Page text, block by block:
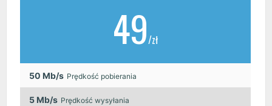
49/zł
50 Mb/s Prędkość pobierania
5 Mb/s Prędkość wysyłania